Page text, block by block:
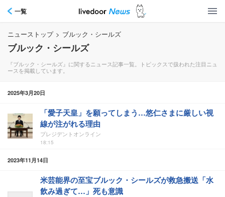
一覧
ニューストップ > ブルック・シールズ
ブルック・シールズ
『ブルック・シールズ』に関するニュース記事一覧。トピックスで扱われた注目ニュ
ースを掲載しています。
2025年3月20日
「愛子天皇」を願ってしまう…悠仁さまに厳しい視
線が注がれる理由
プレジデントオンライン
18:15
2023年11月14日
米芸能界の至宝ブルック・シールズが救急搬送「水
飲み過ぎて…」死も意識